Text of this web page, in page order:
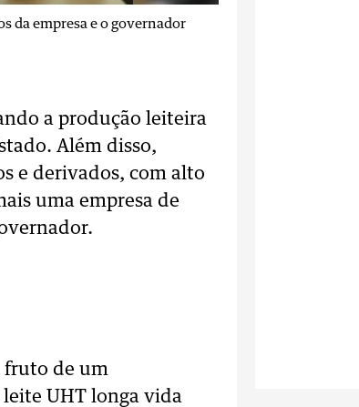
da empresa e o governador
a produção leiteira
Além disso,
e derivados, com alto
uma empresa de
fruto de um
UHT longa vida